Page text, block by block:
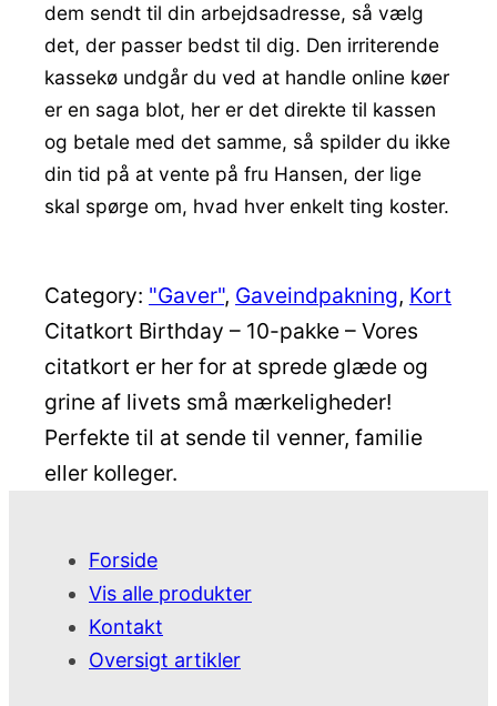
dem sendt til din arbejdsadresse, så vælg
det, der passer bedst til dig. Den irriterende
kassekø undgår du ved at handle online køer
er en saga blot, her er det direkte til kassen
og betale med det samme, så spilder du ikke
din tid på at vente på fru Hansen, der lige
skal spørge om, hvad hver enkelt ting koster.
Category: "Gaver", Gaveindpakning, Kort
Citatkort Birthday – 10-pakke – Vores
citatkort er her for at sprede glæde og
grine af livets små mærkeligheder!
Perfekte til at sende til venner, familie
eller kolleger.
Forside
Vis alle produkter
Kontakt
Oversigt artikler